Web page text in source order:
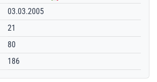
03.03.2005
21
80
186